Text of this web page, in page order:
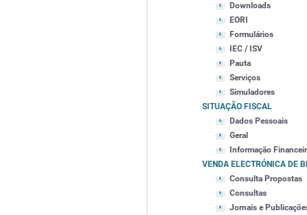
Downloads
EORI
Formulários
IEC / ISV
Pauta
Serviços
Simuladores
SITUAÇÃO FISCAL
Dados Pessoais
Geral
Informação
VENDA ELECTRÓNICA DE
Consulta Propostas
Consultas
Jornais e